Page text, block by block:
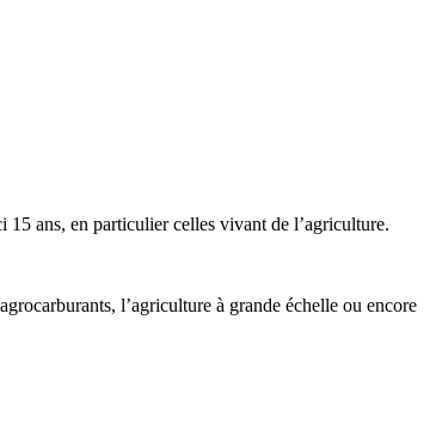
15 ans, en particulier celles vivant de l’agriculture.
l’agriculture à grande échelle ou encore